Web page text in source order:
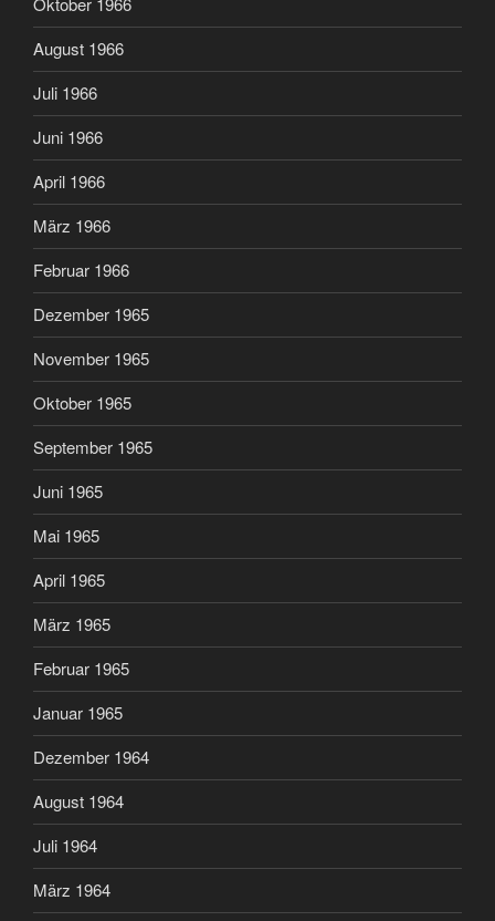
August 1966
Juli 1966
Juni 1966
April 1966
März 1966
Februar 1966
Dezember 1965
November 1965
Oktober 1965
September 1965
Juni 1965
Mai 1965
April 1965
März 1965
Februar 1965
Januar 1965
Dezember 1964
August 1964
Juli 1964
März 1964